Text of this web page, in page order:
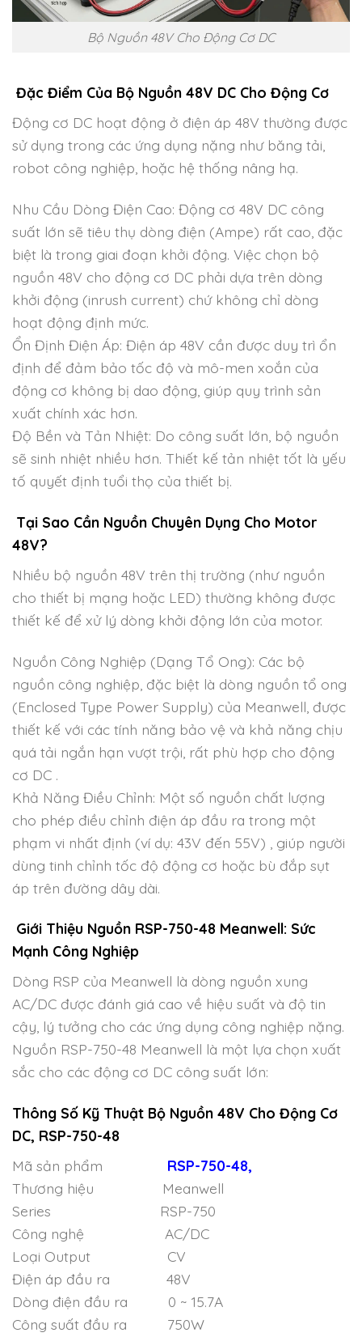
Bộ Nguồn 48V Cho Động Cơ DC
Đặc Điểm Của Bộ Nguồn 48V DC Cho Động Cơ
Động cơ DC hoạt động ở điện áp 48V thường được
sử dụng trong các ứng dụng nặng như băng tải,
robot công nghiệp, hoặc hệ thống nâng hạ.
Nhu Cầu Dòng Điện Cao: Động cơ 48V DC công
suất lớn sẽ tiêu thụ dòng điện (Ampe) rất cao, đặc
biệt là trong giai đoạn khởi động. Việc chọn bộ
nguồn 48V cho động cơ DC phải dựa trên dòng
khởi động (inrush current) chứ không chỉ dòng
hoạt động định mức.
Ổn Định Điện Áp: Điện áp 48V cần được duy trì ổn
định để đảm bảo tốc độ và mô-men xoắn của
động cơ không bị dao động, giúp quy trình sản
xuất chính xác hơn.
Độ Bền và Tản Nhiệt: Do công suất lớn, bộ nguồn
sẽ sinh nhiệt nhiều hơn. Thiết kế tản nhiệt tốt là yếu
tố quyết định tuổi thọ của thiết bị.
Tại Sao Cần Nguồn Chuyên Dụng Cho Motor
48V?
Nhiều bộ nguồn 48V trên thị trường (như nguồn
cho thiết bị mạng hoặc LED) thường không được
thiết kế để xử lý dòng khởi động lớn của motor.
Nguồn Công Nghiệp (Dạng Tổ Ong): Các bộ
nguồn công nghiệp, đặc biệt là dòng nguồn tổ ong
(Enclosed Type Power Supply) của Meanwell, được
thiết kế với các tính năng bảo vệ và khả năng chịu
quá tải ngắn hạn vượt trội, rất phù hợp cho động
cơ DC .
Khả Năng Điều Chỉnh: Một số nguồn chất lượng
cho phép điều chỉnh điện áp đầu ra trong một
phạm vi nhất định (ví dụ: 43V đến 55V) , giúp người
dùng tinh chỉnh tốc độ động cơ hoặc bù đắp sụt
áp trên đường dây dài.
Giới Thiệu Nguồn RSP-750-48 Meanwell: Sức
Mạnh Công Nghiệp
Dòng RSP của Meanwell là dòng nguồn xung
AC/DC được đánh giá cao về hiệu suất và độ tin
cậy, lý tưởng cho các ứng dụng công nghiệp nặng.
Nguồn RSP-750-48 Meanwell là một lựa chọn xuất
sắc cho các động cơ DC công suất lớn:
Thông Số Kỹ Thuật Bộ Nguồn 48V Cho Động Cơ
DC, RSP-750-48
Mã sản phẩm
RSP-750-48,
Thương hiệu Meanwell
Series RSP-750
Công nghệ AC/DC
Loại Output CV
Điện áp đầu ra 48V
Dòng điện đầu ra 0 ~ 15.7A
Công suất đầu ra 750W